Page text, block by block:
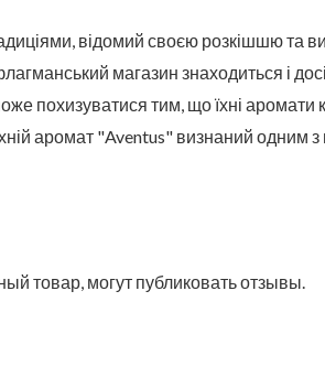
відомий своєю розкішшю та
магазин знаходиться і
похизуватися тим, що їхні
аромат "Aventus" визнаний
товар, могут публиковать отзывы.